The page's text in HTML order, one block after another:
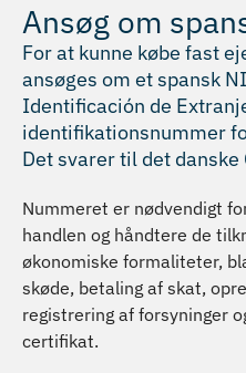
Ansøg om
For at kunne købe fast
ansøges om et spansk
Identificación de
identifikationsnummer
Det svarer til det danske
Nummeret er nødvendigt
handlen og håndtere de
økonomiske formaliteter,
skøde, betaling af skat,
registrering af forsyninger
certifikat.